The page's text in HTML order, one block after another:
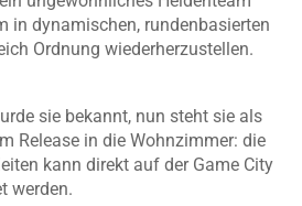
in dynamischen, rundenbasierten
Ordnung wiederherzustellen.
sie bekannt, nun steht sie als
Release in die Wohnzimmer: die
kann direkt auf der Game City
werden.